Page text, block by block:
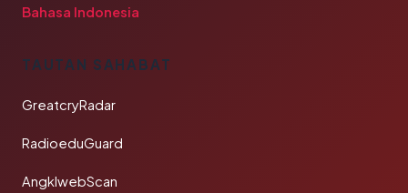
Bahasa Indonesia
TAUTAN SAHABAT
GreatcryRadar
RadioeduGuard
AngklwebScan